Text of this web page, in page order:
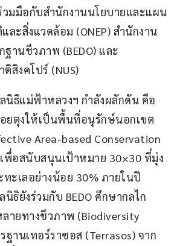
ร่วมมือกับสำนักงานนโยบายและแผน
ละสิ่งแวดล้อม (ONEP) สำนักงาน
านชีวภาพ (BEDO) และ
สิงคโปร์ (NUS)
ธิแม่ฟ้าหลวงฯ กำลังผลักดัน คือ
ยตุงให้เป็นพื้นที่อนุรักษ์นอกเขต
Area-based Conservation
เพื่อสนับสนุนเป้าหมาย 30×30 ที่มุ่ง
ะเลอย่างน้อย 30% ภายในปี
ธิยังร่วมกับ BEDO ศึกษากลไก
ายทางชีวภาพ (Biodiversity
ฐานเทอร์ราซอส (Terrasos) จาก